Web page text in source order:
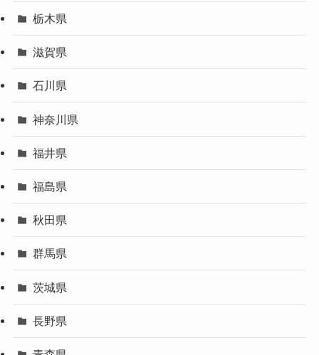
栃木県
滋賀県
石川県
神奈川県
福井県
福島県
秋田県
群馬県
茨城県
長野県